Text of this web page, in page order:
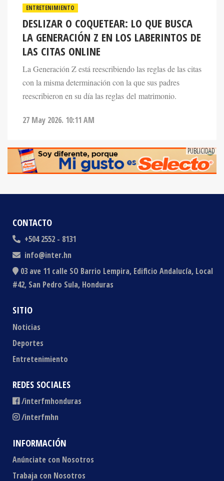
DESLIZAR O COQUETEAR: LO QUE BUSCA
LA GENERACIÓN Z EN LOS LABERINTOS DE
LAS CITAS ONLINE
La Generación Z está reescribiendo las reglas de las citas
con la misma determinación con la que sus padres
reescribieron en su día las reglas del matrimonio.
CONTACTO
+504 2552 - 8131
info@inter.hn
03 ave 11 calle SO Barrio Lempira, Edificio Andalucía, Local
#42, San Pedro Sula, Honduras
SITIO
Noticias
Deportes
Entretenimiento
REDES SOCIALES
/interfmhonduras
/interfmhn
INFORMACIÓN
Anúnciate con Nosotros
Trabaja con Nosotros